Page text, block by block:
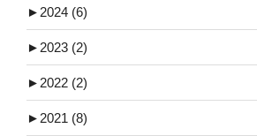
► 2024 (6)
► 2023 (2)
► 2022 (2)
► 2021 (8)